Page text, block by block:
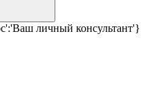
личный